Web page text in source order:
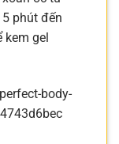
phút đến
kem gel